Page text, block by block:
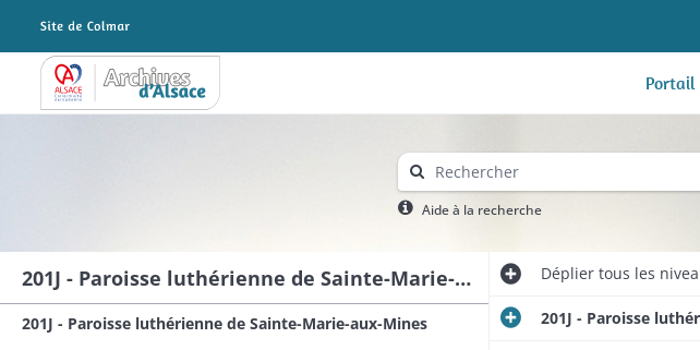
Archives Alsace - Colmar Portail
Aide à la recherche
201J - Paroisse luthérienne de Sainte-Marie-aux-Mines
201J - Paroisse luthérienne de Sainte-Marie-aux-Mines
Dépliertous les
201J - Paroisse